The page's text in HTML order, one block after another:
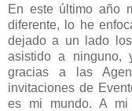
En este último año
diferente, lo he
dejado a un lado
asistido a ninguno,
gracias a las
invitaciones de
es mi mundo. A mi